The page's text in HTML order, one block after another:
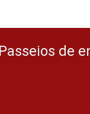
Passeios de